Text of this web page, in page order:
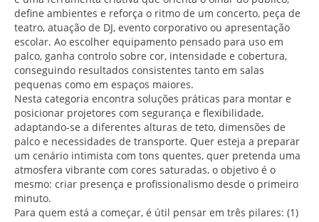
define ambientes e reforça o ritmo de um concerto, peça de
teatro, atuação de DJ, evento corporativo ou apresentação
escolar. Ao escolher equipamento pensado para uso em
palco, ganha controlo sobre cor, intensidade e cobertura,
conseguindo resultados consistentes tanto em salas
pequenas como em espaços maiores.
Nesta categoria encontra soluções práticas para montar e
posicionar projetores com segurança e flexibilidade,
adaptando-se a diferentes alturas de teto, dimensões de
palco e necessidades de transporte. Quer esteja a preparar
um cenário intimista com tons quentes, quer pretenda uma
atmosfera vibrante com cores saturadas, o objetivo é o
mesmo: criar presença e profissionalismo desde o primeiro
minuto.
Para quem está a começar, é útil pensar em três pilares: (1)